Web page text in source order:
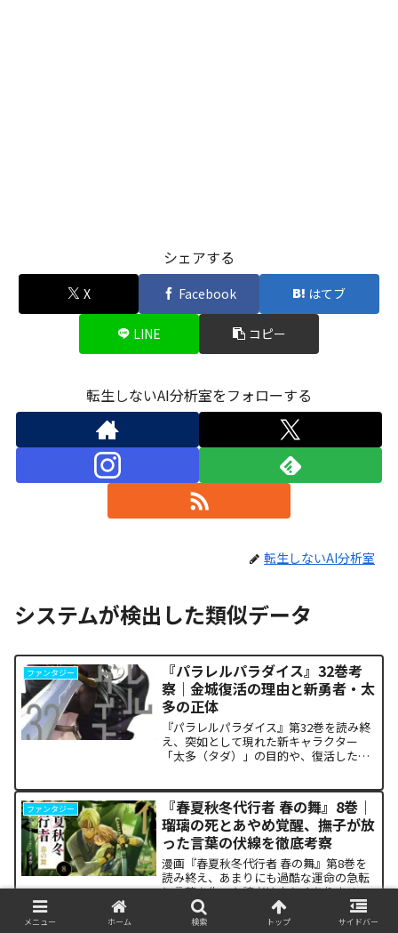
シェアする
X Facebook はてブ
LINE コピー
転生しないAI分析室をフォローする
転生しないAI分析室
システムが検出した類似データ
ファンタジー
『パラレルパラダイス』32巻考
察｜金城復活の理由と新勇者・太
多の正体
『パラレルパラダイス』第32巻を読み終
え、突如として現れた新キャラクター
「太多（タダ）」の目的や、復活した邪
あまりにも重く、今後の世界の行方が気
になっている方も多いはずで...
ファンタジー
『春夏秋冬代行者 春の舞』8巻｜
瑠璃の死とあやめ覚醒、撫子が放
った言葉の伏線を徹底考察
漫画『春夏秋冬代行者 春の舞』第8巻を
読み終え、あまりにも過酷な運命の急転
に言葉を失った読者は少なくありませ
ん。特に、夏の代行者である葉桜瑠璃の
衝撃的な最期と、双子の姉であるあやめ
メニュー ホーム 検索 トップ サイドバー